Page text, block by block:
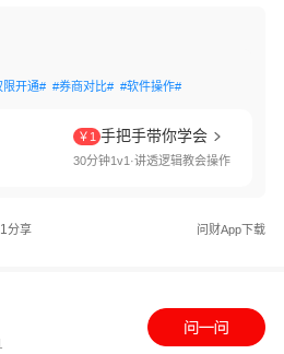
限开通# #券商对比# #软件操作#
￥1 手把手带你学会
30分钟1v1·讲透逻辑教会操作
1分享 问财App下载